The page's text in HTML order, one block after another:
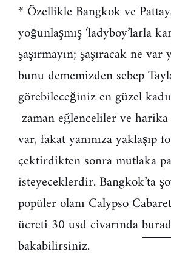
* Özellikle Bangkok ve
yoğunlaşmış ‘ladyboy’larla
şaşırmayın; şaşıracak ne
bunu dememizden sebep
görebileceğiniz en güzel
zaman eğlenceliler ve harika
var, fakat yanınıza yaklaşıp
çektirdikten sonra mutlaka
isteyeceklerdir. Bangkok’ta
popüler olanı Calypso
ücreti 30 usd civarında
bakabilirsiniz.